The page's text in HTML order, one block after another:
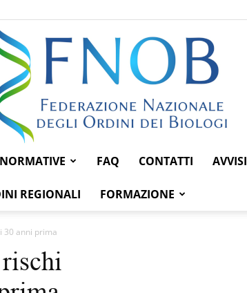
Federazione
FAQ CONTATTI AVVISI
REGIONALI FORMAZIONE
30 anni prima